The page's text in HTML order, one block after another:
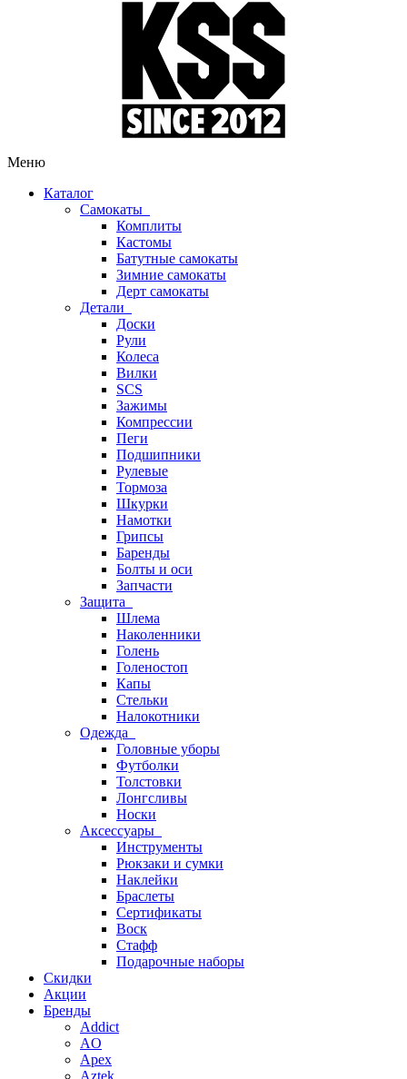
Меню
Каталог
Самокаты
Комплиты
Кастомы
Батутные самокаты
Зимние самокаты
Дерт самокаты
Детали
Доски
Рули
Колеса
Вилки
SCS
Зажимы
Компрессии
Пеги
Подшипники
Рулевые
Тормоза
Шкурки
Намотки
Грипсы
Баренды
Болты и оси
Запчасти
Защита
Шлема
Наколенники
Голень
Голеностоп
Капы
Стельки
Налокотники
Одежда
Головные уборы
Футболки
Толстовки
Лонгсливы
Носки
Аксессуары
Инструменты
Рюкзаки и сумки
Наклейки
Браслеты
Сертификаты
Воск
Стафф
Подарочные наборы
Скидки
Акции
Бренды
Addict
AO
Apex
Aztek